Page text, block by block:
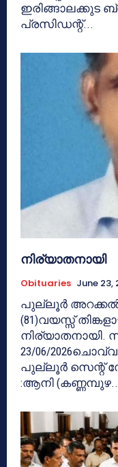
ഇരിങ്ങാലക്കുട
പ്രസിഡന്റ്...
നിര്യാതനായി
Obituaries June 23,
പുല്ലൂർ അറക്കൽ
(81)വയസ്സ്
നിര്യാതനായി. സംസ്കാര കർമങ്ങൾ
23/06/
പുല്ലൂർ സെന്റ്
:ആനി